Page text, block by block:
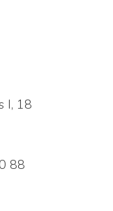
I, 18
88